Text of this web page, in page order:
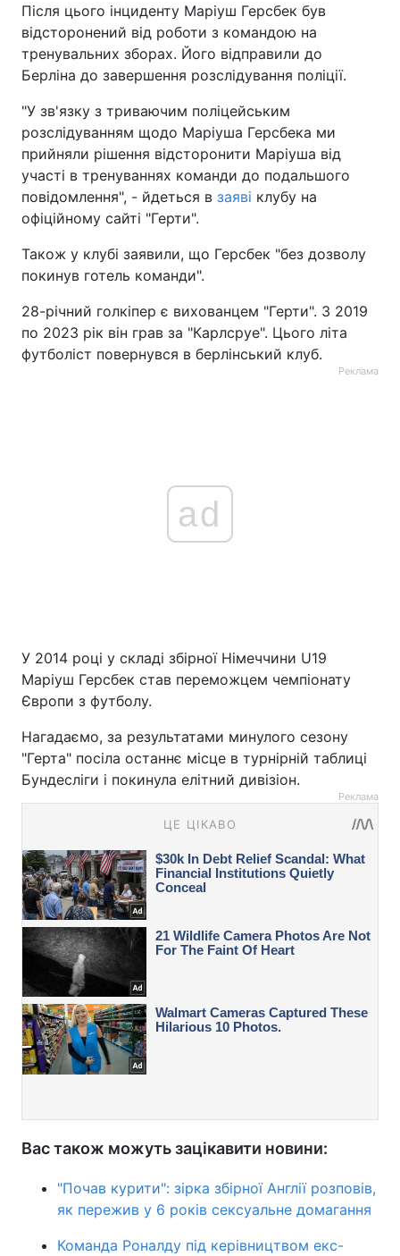
Після цього інциденту Маріуш Герсбек був
відсторонений від роботи з командою на
тренувальних зборах. Його відправили до
Берліна до завершення розслідування поліції.
"У зв'язку з триваючим поліцейським
розслідуванням щодо Маріуша Герсбека ми
прийняли рішення відсторонити Маріуша від
участі в тренуваннях команди до подальшого
повідомлення", - йдеться в заяві клубу на
офіційному сайті "Герти".
Також у клубі заявили, що Герсбек "без дозволу
покинув готель команди".
28-річний голкіпер є вихованцем "Герти". З 2019
по 2023 рік він грав за "Карлсруе". Цього літа
футболіст повернувся в берлінський клуб.
Реклама
ad
У 2014 році у складі збірної Німеччини U19
Маріуш Герсбек став переможцем чемпіонату
Європи з футболу.
Нагадаємо, за результатами минулого сезону
"Герта" посіла останнє місце в турнірній таблиці
Бундесліги і покинула елітний дивізіон.
Реклама
Вас також можуть зацікавити новини:
"Почав курити": зірка збірної Англії розповів,
як пережив у 6 років сексуальне домагання
Команда Роналду під керівництвом екс-